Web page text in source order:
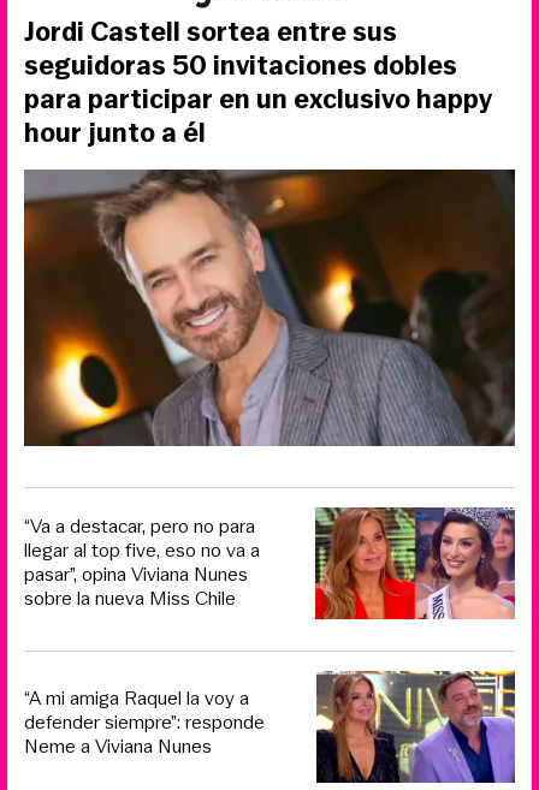
Jordi Castell sortea entre sus
seguidoras 50 invitaciones dobles
para participar en un exclusivo happy
hour junto a él
“Va a destacar, pero no para
llegar al top five, eso no va a
pasar”, opina Viviana Nunes
sobre la nueva Miss Chile
“A mi amiga Raquel la voy a
defender siempre”: responde
Neme a Viviana Nunes